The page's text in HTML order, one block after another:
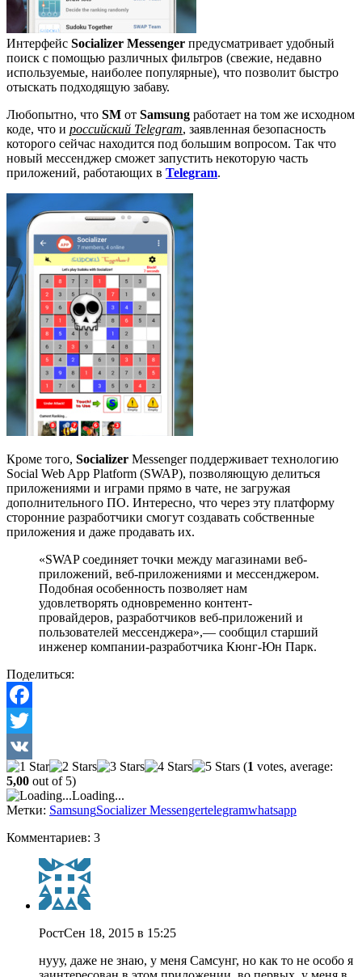
Интерфейс Socializer Messenger предусматривает удобный
поиск с помощью различных фильтров (свежие, недавно
используемые, наиболее популярные), что позволит быстро
отыскать подходящую забаву.
Любопытно, что SM от Samsung работает на том же исходном
коде, что и российский Telegram, заявленная безопасность
которого сейчас находится под большим вопросом. Так что
новый мессенджер сможет запустить некоторую часть
приложений, работающих в Telegram.
Кроме того, Socializer Messengerподдерживает технологию
Social Web App Platform (SWAP), позволяющую делиться
приложениями и играми прямо в чате, не загружая
дополнительного ПО. Интересно, что через эту платформу
сторонние разработчики смогут создавать собственные
приложения и даже продавать их.
«SWAP соединяет точки между магазинами веб-
приложений, веб-приложениями и мессенджером.
Подобная особенность позволяет нам
удовлетворять одновременно контент-
провайдеров, разработчиков веб-приложений и
пользователей мессенджера»,— сообщил старший
инженер компании-разработчика Кюнг-Юн Парк.
Поделиться:
Facebook
Twitter
VK
(1 votes, average:
5,00 out of 5)
Loading...
Метки: SamsungSocializer Messengertelegramwhatsapp
Комментариев: 3
PостСен 18, 2015 в 15:25
нууу, даже не знаю, у меня Самсунг, но как то не особо я